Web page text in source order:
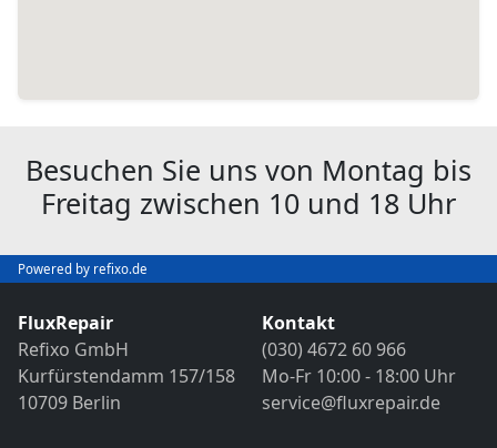
Besuchen Sie uns von Montag bis
Freitag zwischen 10 und 18 Uhr
Powered by refixo.de
FluxRepair
Refixo GmbH
Kurfürstendamm 157/158
10709 Berlin
Kontakt
(030) 4672 60 966
Mo-Fr 10:00 - 18:00 Uhr
service@fluxrepair.de